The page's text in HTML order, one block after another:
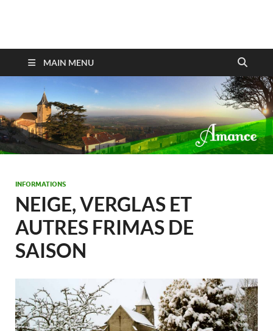
Amance
MAIN MENU
INFORMATIONS
NEIGE, VERGLAS ET
AUTRES FRIMAS DE
SAISON